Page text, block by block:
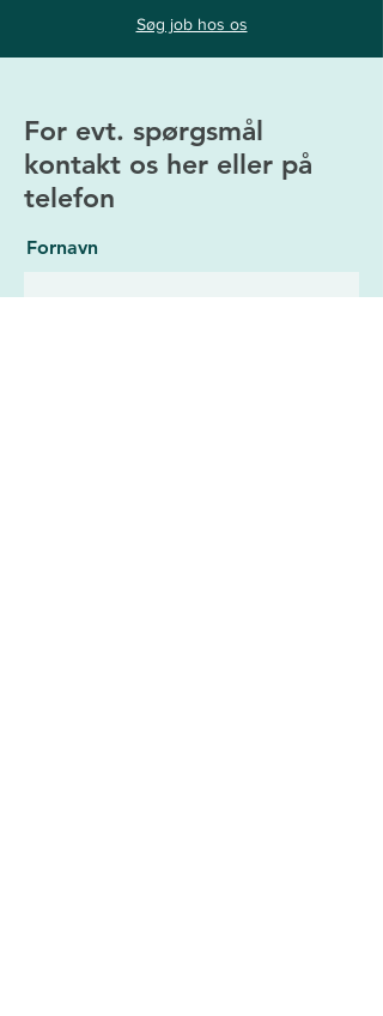
Søg job hos os
For evt. spørgsmål
kontakt os her eller på
telefon
Fornavn